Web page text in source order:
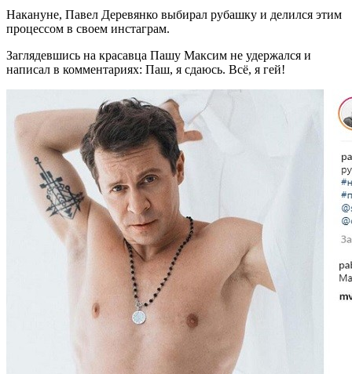
Накануне, Павел Деревянко выбирал рубашку и делился этим
процессом в своем инстаграм.
Заглядевшись на красавца Пашу Максим не удержался и
написал в комментариях: Паш, я сдаюсь. Всё, я гей!